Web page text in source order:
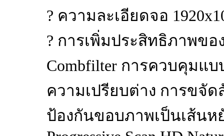
? ความละเอียดจอ
? การเพิ่มประสิทธิภาพขอ
Combfilter การควบคุมแ
ความเปรียบต่าง การข
ป้องกันขอบภาพเป็นเส้นหยั